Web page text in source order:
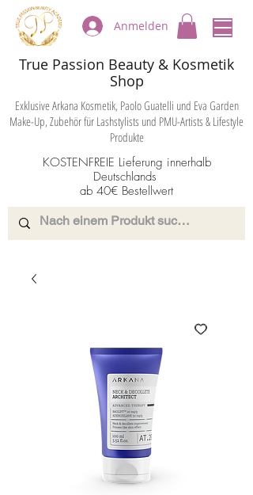
Anmelden
True Passion Beauty & Kosmetik
Shop
Exklusive Arkana Kosmetik, Paolo Guatelli und Eva Garden
Make-Up, Zubehör für Lashstylists und PMU-Artists & Lifestyle
Produkte
KOSTENFREIE Lieferung innerhalb
Deutschlands
ab 40€ Bestellwert